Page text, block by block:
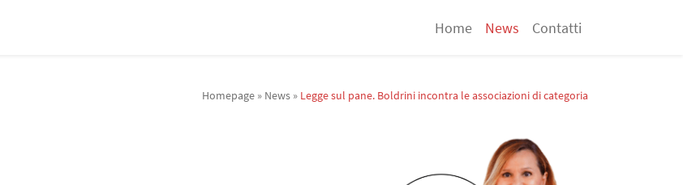
Home News Contatti
Homepage » News » Legge sul pane. Boldrini incontra le associazioni di categoria